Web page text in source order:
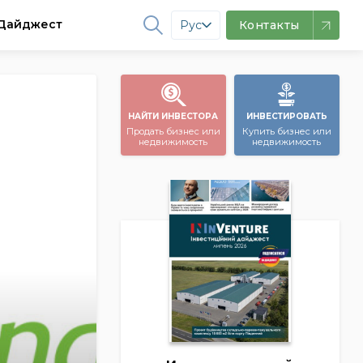
Рус Контакты
НАЙТИ ИНВЕСТОРА
Продать бизнес или
недвижимость
ИНВЕСТИРОВАТЬ
Купить бизнес или
недвижимость